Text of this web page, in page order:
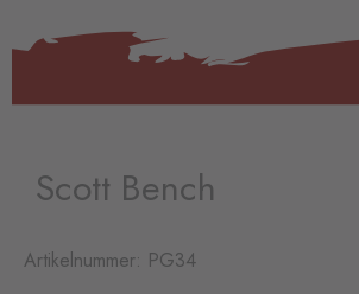
Scott Bench
Artikelnummer: PG34